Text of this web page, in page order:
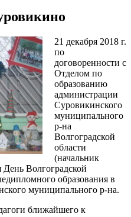
21 декабря 2018 г.
по
договоренности с
Отделом по
образованию
администрации
Суровикинского
муниципального
р-на
Волгоградской
области
(начальник
День Волгоградской
образования в
муниципального р-на.
ближайшего к